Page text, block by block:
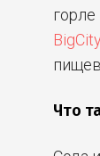
Что